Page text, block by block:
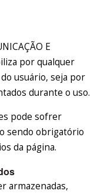
E
por qualquer
usuário, seja por
durante o uso.
pode sofrer
sendo obrigatório
da página.
armazenadas,